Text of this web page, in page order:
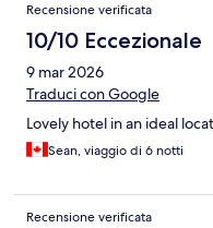
Recensione verificata
10/10 Eccezionale
9 mar 2026
Traduci con Google
Lovely hotel in an ideal
Sean, viaggio di 6 notti
Recensione verificata